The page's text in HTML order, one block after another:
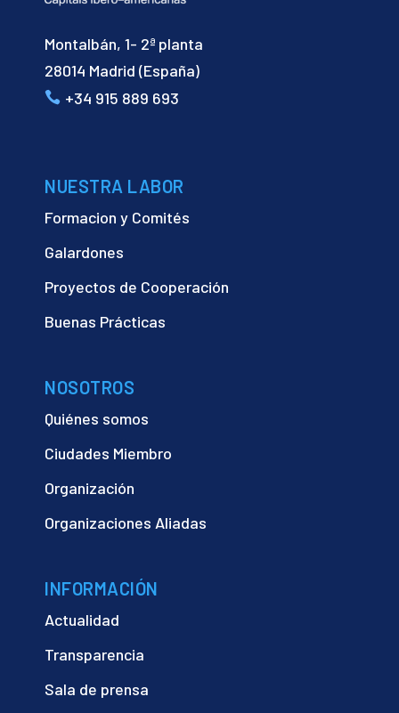
Montalbán, 1- 2ª planta
28014 Madrid (España)
+34 915 889 693
NUESTRA LABOR
Formacion y Comités
Galardones
Proyectos de Cooperación
Buenas Prácticas
NOSOTROS
Quiénes somos
Ciudades Miembro
Organización
Organizaciones Aliadas
INFORMACIÓN
Actualidad
Transparencia
Sala de prensa